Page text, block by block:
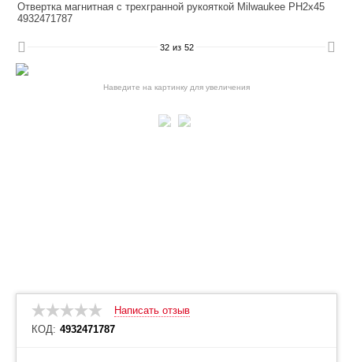
Отвертка магнитная с трехгранной рукояткой Milwaukee PH2x45
4932471787
32 из 52
Наведите на картинку для увеличения
Написать отзыв
КОД: 4932471787